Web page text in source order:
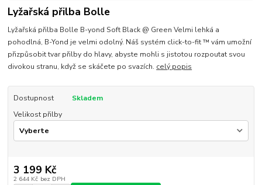
Lyžařská přilba Bolle
Lyžařská přilba Bolle B-yond Soft Black @ Green Velmi lehká a
pohodlná, B-Yond je velmi odolný. Náš systém click-to-fit ™ vám umožní
přizpůsobit tvar přilby do hlavy, abyste mohli s jistotou rozpoutat svou
divokou stranu, když se skáčete po svazích. celý popis
Dostupnost
Skladem
Velikost přilby
3 199 Kč
2 644 Kč bez DPH